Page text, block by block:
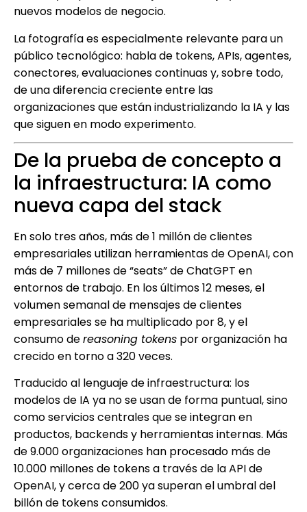
nuevos modelos de negocio.
La fotografía es especialmente relevante para un
público tecnológico: habla de tokens, APIs, agentes,
conectores, evaluaciones continuas y, sobre todo,
de una diferencia creciente entre las
organizaciones que están industrializando la IA y las
que siguen en modo experimento.
De la prueba de concepto a
la infraestructura: IA como
nueva capa del stack
En solo tres años, más de 1 millón de clientes
empresariales utilizan herramientas de OpenAI, con
más de 7 millones de “seats” de ChatGPT en
entornos de trabajo. En los últimos 12 meses, el
volumen semanal de mensajes de clientes
empresariales se ha multiplicado por 8, y el
consumo dereasoning tokens por organización ha
crecido en torno a 320 veces.
Traducido al lenguaje de infraestructura: los
modelos de IA ya no se usan de forma puntual, sino
como servicios centrales que se integran en
productos, backends y herramientas internas. Más
de 9.000 organizaciones han procesado más de
10.000 millones de tokens a través de la API de
OpenAI, y cerca de 200 ya superan el umbral del
billón de tokens consumidos.